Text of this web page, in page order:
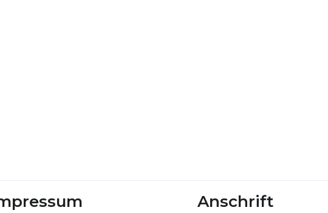
Anschrift